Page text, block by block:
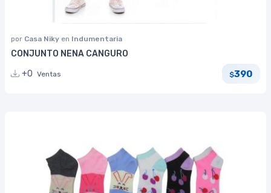
por Casa Niky en Indumentaria
CONJUNTO NENA CANGURO
+0 Ventas $390